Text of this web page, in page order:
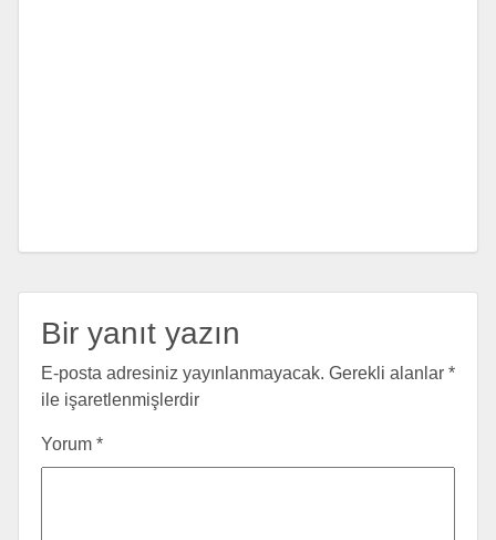
Bir yanıt yazın
E-posta adresiniz yayınlanmayacak. Gerekli alanlar *
ile işaretlenmişlerdir
Yorum *